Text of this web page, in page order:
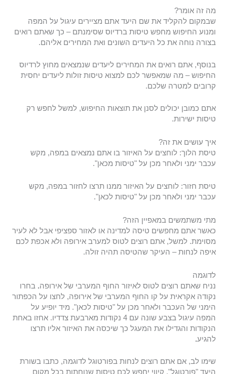
מה זה אומר?
שבמקום להקליד את שם היעד אתם מציירים עיגול על המפה
ומנוע החיפוש מחפש טיסות ברדיוס שסימנתם – כך שאתם רואים
בצורה נוחה את כל היעדים השונים ואת המחירים אליהם.
בנוסף, אתם רואים את המחירים ליעדים שנמצאים מחוץ לרדיוס
החיפוש – מה שמאפשר לכם למצוא טיסות זולות ליעדים יחסית
קרובים למטרה שלכם.
אתם כמובן יכולים לסנן את תוצאות החיפוש, למשל לחפש רק
טיסות ישירות.
איך עושים את זה?
טיסת הלוך: לוחצים על האיזור בו אתם נמצאים במפה, מקש
עכבר ימני ולאחר מכן על "טיסות מכאן".
טיסת חזור: לוחצים על האיזור ממנו תרצו לחזור במפה, מקש
עכבר ימני ולאחר מכן על "טיסות לכאן".
מתי משתמשים במאפיין הזה?
כאשר אתם מחפשים טיסה למדינה או לאזור ספציפי אבל לא לעיר
מסוימת. למשל, אתם רוצים לטוס למערב אירופה ולא אכפת לכם
איפה לנחות – העיקר שהטיסה תהיה זולה.
לדוגמה
נניח שאתם רוצים לטוס לאיזור החוף המערבי של אירופה. בחרו
נקודה אקראית על קו החוף המערבי של אירופה, לחצו על הכפתור
הימני של העכבר ולאחר מכן על "טיסות לכאן". מיד יופיע על
המפה עיגול בצבע שונה עם 4 נקודות מארבעת צדדיו. אחזו באחת
הנקודות והגדילו את המעגל כך שיכסה את האיזור אליו תרצו
להגיע.
שימו לב, אם אתם רוצים לנחות בפורטוגל לדוגמה, כתבו בשורת
היעד "פורטוגל". קיווי יחפש לכם טיסות שנוחתות בכל מקום